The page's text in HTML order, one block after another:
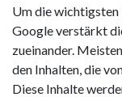
Um die
Google verstärkt
zueinander.
den Inhalten, die
Diese Inhalte